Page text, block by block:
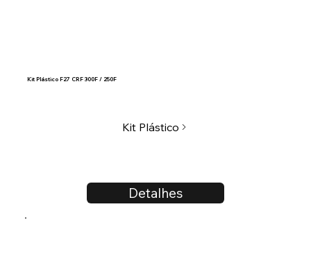
Kit Plástico F27 CRF 300F / 250F
Detalhes
Kit Plástico